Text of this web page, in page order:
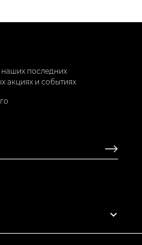
последних
акциях и событиях